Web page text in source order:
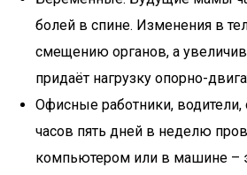
болей в спине. Изменения в
смещению органов, а
придаёт нагрузку опорно-
Офисные работники,
часов пять дней в неделю
компьютером или в машине –